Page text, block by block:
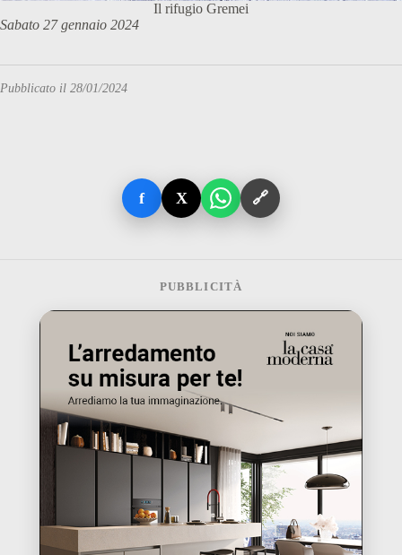
Il rifugio Gremei
Sabato 27 gennaio 2024
Pubblicato il 28/01/2024
f X 🔗
PUBBLICITÀ